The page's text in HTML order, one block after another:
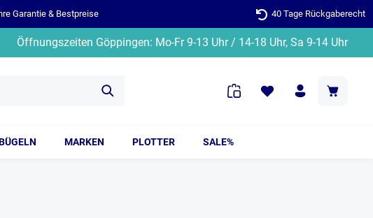
Garantie & Bestpreise 40 Tage Rückgaberecht
Öffnungszeiten Göppingen: Mo-Fr 9-13 Uhr / 14-18 Uhr, Sa 9-14 Uhr
MARKEN PLOTTER SALE%